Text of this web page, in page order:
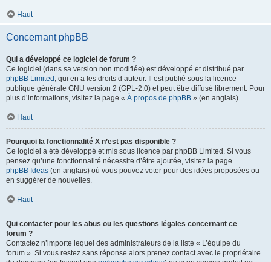
Haut
Concernant phpBB
Qui a développé ce logiciel de forum ?
Ce logiciel (dans sa version non modifiée) est développé et distribué par
phpBB Limited , qui en a les droits d’auteur. Il est publié sous la licence
publique générale GNU version 2 (GPL-2.0) et peut être diffusé librement. Pour
plus d’informations, visitez la page « À propos de phpBB » (en anglais).
Haut
Pourquoi la fonctionnalité X n’est pas disponible ?
Ce logiciel a été développé et mis sous licence par phpBB Limited. Si vous
pensez qu’une fonctionnalité nécessite d’être ajoutée, visitez la page
phpBB Ideas (en anglais) où vous pouvez voter pour des idées proposées ou
en suggérer de nouvelles.
Haut
Qui contacter pour les abus ou les questions légales concernant ce
forum ?
Contactez n’importe lequel des administrateurs de la liste « L’équipe du
forum ». Si vous restez sans réponse alors prenez contact avec le propriétaire